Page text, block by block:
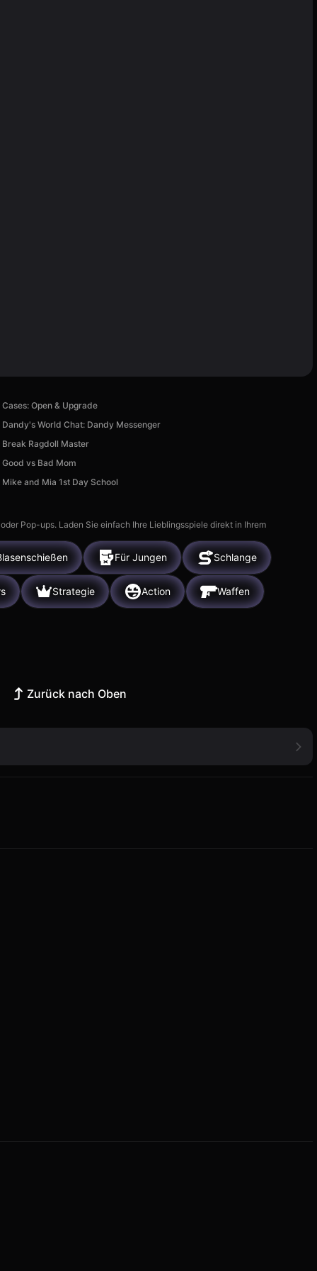
Cases: Open & Upgrade
Dandy's World Chat: Dandy Messenger
Break Ragdoll Master
Good vs Bad Mom
Mike and Mia 1st Day School
Pop-ups. Laden Sie einfach Ihre Lieblingsspiele direkt in Ihrem
Für Jungen Schlange
Strategie Action Waffen
Zurück nach Oben